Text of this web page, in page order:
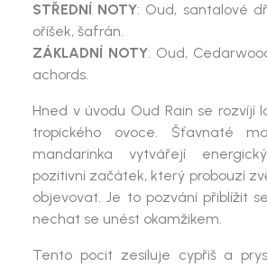
STŘEDNÍ NOTY: Oud, santalové
oříšek, šafrán.
ZÁKLADNÍ NOTY: Oud,
achords.
Hned v úvodu Oud Rain se rozvíjí
tropického ovoce. Šťavnaté
mandarinka vytvářejí
pozitivní začátek, který probouzí
objevovat. Je to pozvání přiblížit
nechat se unést okamžikem.
Tento pocit zesiluje cypřiš a